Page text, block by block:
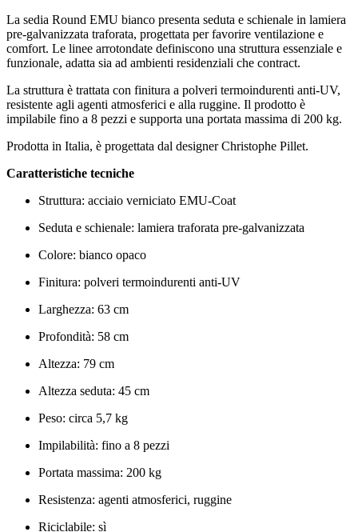
La sedia Round EMU bianco presenta seduta e schienale in lamiera
pre-galvanizzata traforata, progettata per favorire ventilazione e
comfort. Le linee arrotondate definiscono una struttura essenziale e
funzionale, adatta sia ad ambienti residenziali che contract.
La struttura è trattata con finitura a polveri termoindurenti anti-UV,
resistente agli agenti atmosferici e alla ruggine. Il prodotto è
impilabile fino a 8 pezzi e supporta una portata massima di 200 kg.
Prodotta in Italia, è progettata dal designer Christophe Pillet.
Caratteristiche tecniche
Struttura: acciaio verniciato EMU-Coat
Seduta e schienale: lamiera traforata pre-galvanizzata
Colore: bianco opaco
Finitura: polveri termoindurenti anti-UV
Larghezza: 63 cm
Profondità: 58 cm
Altezza: 79 cm
Altezza seduta: 45 cm
Peso: circa 5,7 kg
Impilabilità: fino a 8 pezzi
Portata massima: 200 kg
Resistenza: agenti atmosferici, ruggine
Riciclabile: sì